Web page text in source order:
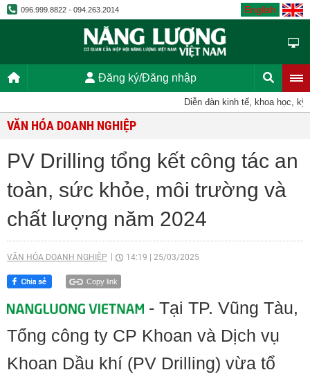
096.999.8822 - 094.263.2014 English
Đăng ký/Đăng nhập
Diễn đàn kinh tế, khoa học, kỹ
VĂN HÓA DOANH NGHIỆP
PV Drilling tổng kết công tác an
toàn, sức khỏe, môi trường và
chất lượng năm 2024
VĂN HÓA DOANH NGHIỆP 14:19 25/03/2025
Copy link
- Tại TP. Vũng Tàu,
Tổng công ty CP Khoan và Dịch vụ
Khoan Dầu khí (PV Drilling) vừa tổ